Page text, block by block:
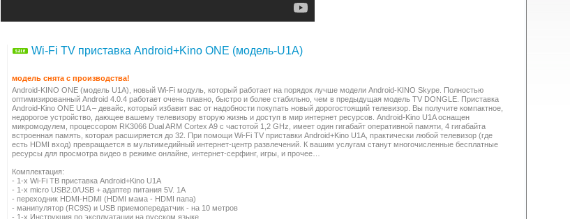
Wi-Fi TV приставка Android+Kino ONE (модель-U1A)
модель снята с производства!
Android-KINO ONE (модель U1A), новый Wi-Fi модуль, который работает на порядок лучше модели Android-KINO Skype. Полностью
оптимизированный Android 4.0.4 работает очень плавно, быстро и более стабильно, чем в предыдущая модель TV DONGLE. Приставка
Android-Kino ONE U1A – девайс, который избавит вас от надобности покупать новый дорогостоящий телевизор. Вы получите компактное,
недорогое устройство, дающее вашему телевизору вторую жизнь и доступ в мир интернет ресурсов. Android-Kino U1A оснащен
микромодулем, процессором RK3066 Dual ARM Cortex A9 с частотой 1,2 GHz, имеет один гигабайт оперативной памяти, 4 гигабайта
встроенная память, которая расширяется до 32. При помощи Wi-Fi TV приставки Android+Kino U1A, практически любой телевизор (где
есть HDMI вход) превращается в мультимедийный интернет-центр развлечений. К вашим услугам станут многочисленные бесплатные
ресурсы для просмотра видео в режиме онлайне, интернет-серфинг, игры, и прочее…
Комплектация:
- 1-x Wi-Fi ТВ приставка Android+Kino U1A
- 1-x micro USB2.0/USB + адаптер питания 5V. 1A
- переходник HDMI-HDMI (HDMI мама - HDMI папа)
- манипулятор (RC9S) и USB приемопередатчик - на 10 метров
- 1-x Инструкция по эксплуатации на русском языке